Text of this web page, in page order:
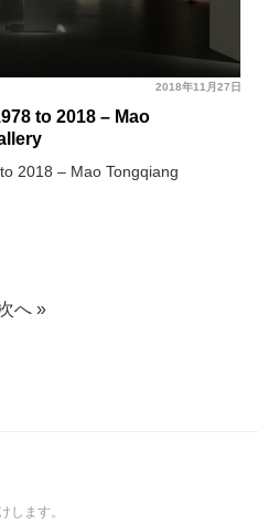
2018年11月27日
to 2018 – Mao
2018 – Mao Tongqiang
へ »
します。